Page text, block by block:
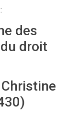
des
droit